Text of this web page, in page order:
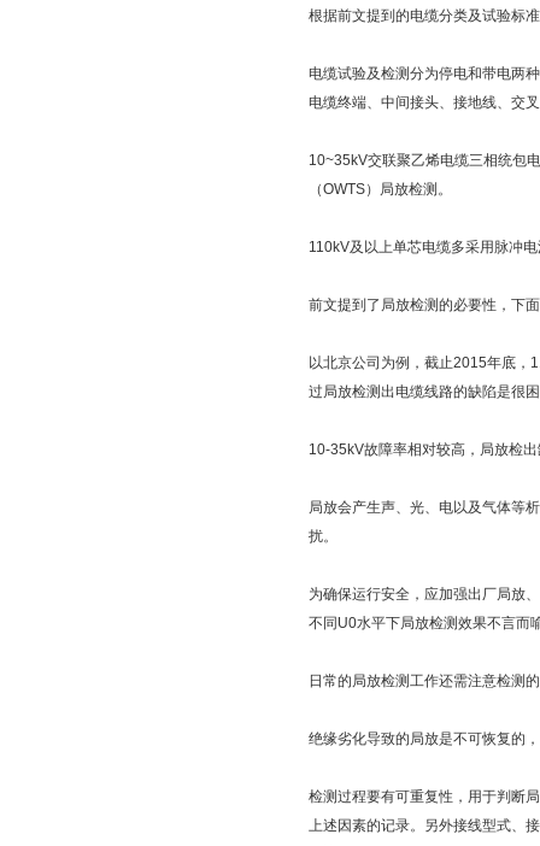
根据前文提到的电缆分类及试验标
电缆试验及检测分为停电和带电两
电缆终端、中间接头、接地线、交
10~35kV交联聚乙烯电缆三相统包
（OWTS）局放检测。
110kV及以上单芯电缆多采用脉冲
前文提到了局放检测的必要性，下
以北京公司为例，截止2015年底，
过局放检测出电缆线路的缺陷是很
10-35kV故障率相对较高，局放检
局放会产生声、光、电以及气体等
扰。
为确保运行安全，应加强出厂局放
不同U0水平下局放检测效果不言而
日常的局放检测工作还需注意检测
绝缘劣化导致的局放是不可恢复的
检测过程要有可重复性，用于判断
上述因素的记录。另外接线型式、